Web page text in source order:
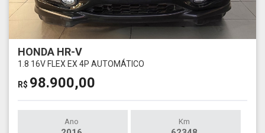
HONDA HR-V
1.8 16V FLEX EX 4P AUTOMÁTICO
R$ 98.900,00
Ano Km